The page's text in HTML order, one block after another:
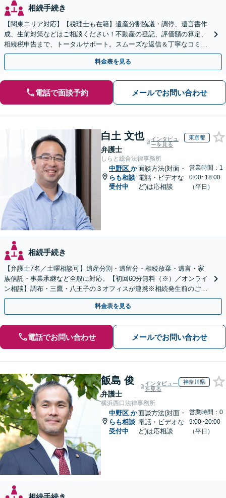
相続手続き
【関東エリア対応】【税理士も在籍】遺産分割協議・調停、遺言書作
成、生前対策などはご相談ください！不動産の登記、評価額の算定、
相続税申告まで、トータルサポート。スムーズな返信＆丁寧なコミュ
ニケーション◎お気軽にご相談ください。
料金表を見る
電話で面談予約 メールでお問い合わせ
白土 文也
弁護士
インタビュ
ーを見る
東京都
しらと総合法律事務所
中野区 か
らも相談
受付中
面談方法(対面・
電話・ビデオな
ど)は応相談
営業時間：1
0:00~18:00
（平日）
相続手続き
【弁護士7名／土曜相談可】遺産分割・遺留分・相続放棄・遺言・家
族信託・事業承継など全般に対応。【初回60分無料（※）／オンライ
ン相談】調布・三鷹・八王子の３オフィスが連携※相続発生前のご相
談など有料相談になるものもございます。
料金表を見る
電話でお問い合わせ メールでお問い合わせ
飯島 俊
弁護士
インタビュー
を見る
神奈川県
横浜西口法律事務所
中野区 か
らも相談
受付中
面談方法(対面・
電話・ビデオな
ど)は応相談
営業時間：0
9:00~20:00
（平日）